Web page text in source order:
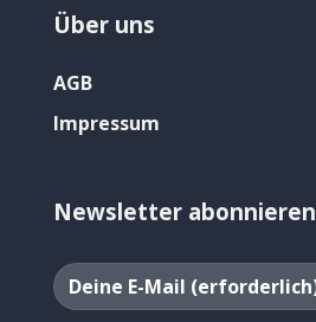
Über uns
AGB
Impressum
Newsletter abonnieren